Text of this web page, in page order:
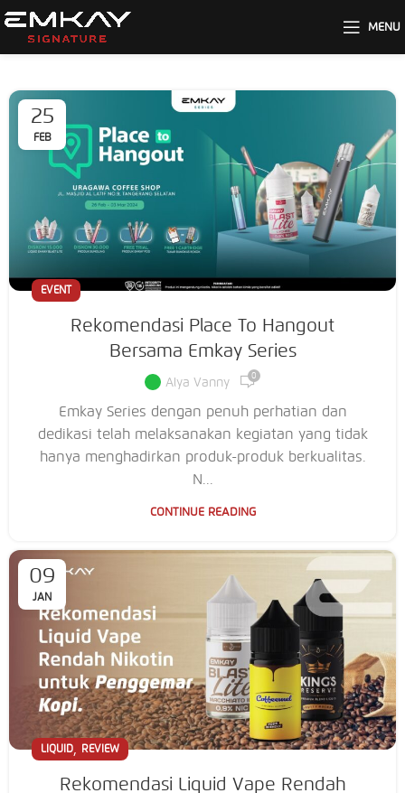
MENU
25
FEB
EVENT
Rekomendasi Place To Hangout
Bersama Emkay Series
Alya Vanny 0
Emkay Series dengan penuh perhatian dan
dedikasi telah melaksanakan kegiatan yang tidak
hanya menghadirkan produk-produk berkualitas.
N...
CONTINUE READING
09
JAN
LIQUID, REVIEW
Rekomendasi Liquid Vape Rendah